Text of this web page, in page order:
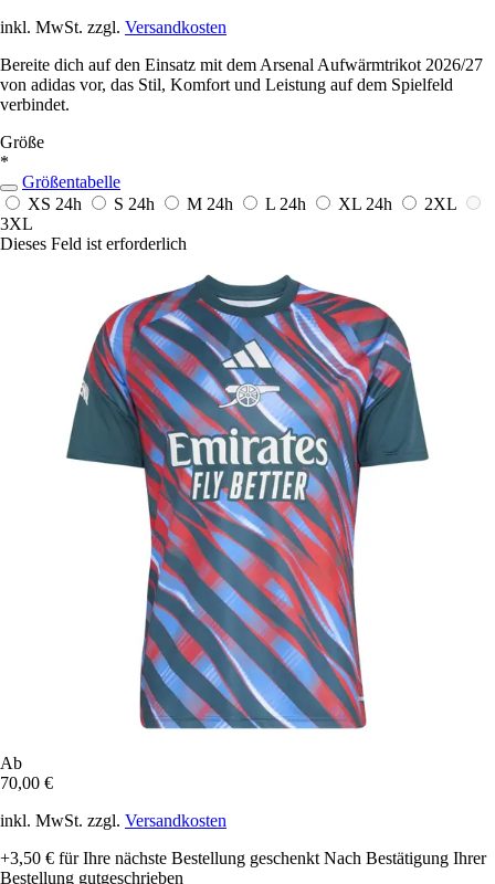
inkl. MwSt. zzgl. Versandkosten
Bereite dich auf den Einsatz mit dem Arsenal Aufwärmtrikot 2026/27
von adidas vor, das Stil, Komfort und Leistung auf dem Spielfeld
verbindet.
Größe
*
Größentabelle
XS 24h S 24h M 24h L 24h XL 24h
2XL
3XL
Dieses Feld ist erforderlich
Ab
70,00 €
inkl. MwSt. zzgl. Versandkosten
+3,50 € für Ihre nächste Bestellung geschenkt Nach Bestätigung Ihrer
Bestellung gutgeschrieben